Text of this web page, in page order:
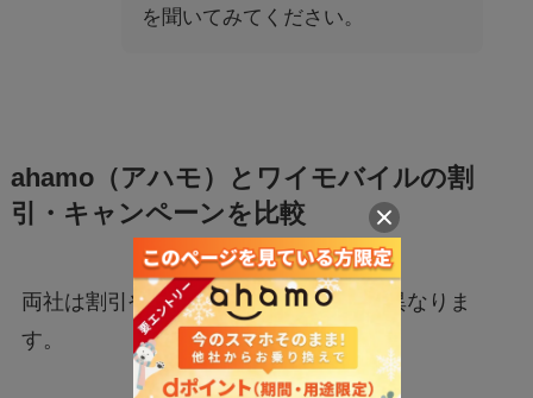
を聞いてみてください。
ahamo（アハモ）とワイモバイルの割
引・キャンペーンを比較
両社は割引やキャンペーンの方向性も異なりま
す。